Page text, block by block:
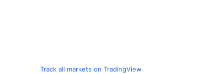
Track all markets on TradingView